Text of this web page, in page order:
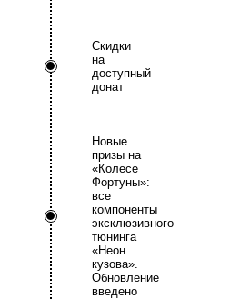
Скидки
на
доступный
донат
Новые
призы на
«Колесе
Фортуны»:
все
компоненты
эксклюзивного
тюнинга
«Неон
кузова».
Обновление
введено